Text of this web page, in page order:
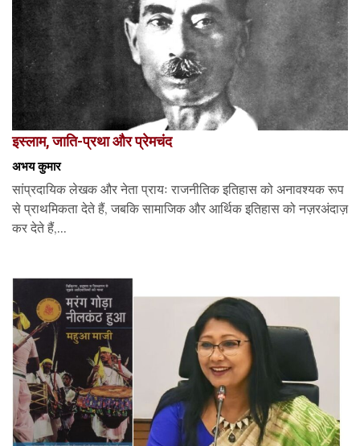
इस्लाम, जाति-प्रथा और प्रेमचंद
अभय कुमार
सांप्रदायिक लेखक और नेता प्रायः राजनीतिक इतिहास को अनावश्यक रूप
से प्राथमिकता देते हैं, जबकि सामाजिक और आर्थिक इतिहास को नज़रअंदाज़
कर देते हैं,...